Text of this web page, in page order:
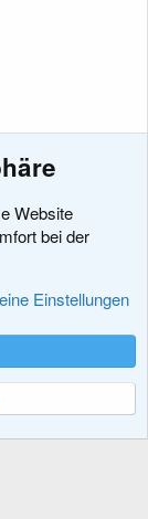
Website
bei der
Einstellungen